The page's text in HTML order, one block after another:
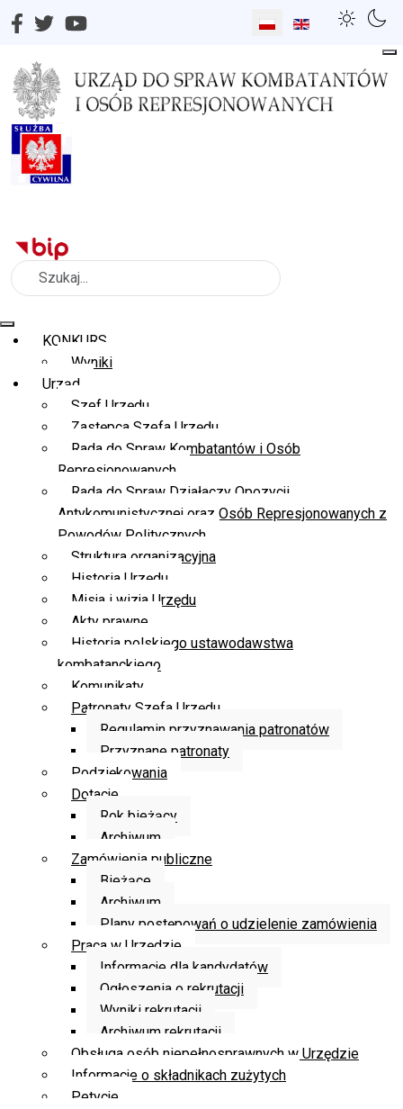
Wybierz swój język
Szukaj
KONKURS
Wyniki
Urząd
Szef Urzędu
Zastępca Szefa Urzędu
Rada do Spraw Kombatantów i Osób
Represjonowanych
Rada do Spraw Działaczy Opozycji
Antykomunistycznej oraz Osób Represjonowanych z
Powodów Politycznych
Struktura organizacyjna
Historia Urzędu
Misja i wizja Urzędu
Akty prawne
Historia polskiego ustawodawstwa
kombatanckiego
Komunikaty
Patronaty Szefa Urzędu
Regulamin przyznawania patronatów
Przyznane patronaty
Podziękowania
Dotacje
Rok bieżący
Archiwum
Zamówienia publiczne
Bieżące
Archiwum
Plany postępowań o udzielenie zamówienia
Praca w Urzędzie
Informacje dla kandydatów
Ogłoszenia o rekrutacji
Wyniki rekrutacji
Archiwum rekrutacji
Obsługa osób niepełnosprawnych w Urzędzie
Informacje o składnikach zużytych
Petycje